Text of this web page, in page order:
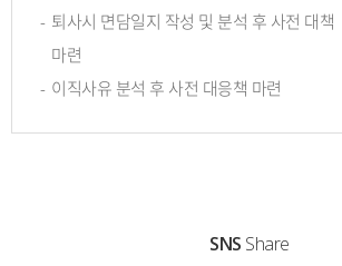
- 퇴사시 면담일지 작성 및 분석 후 사전 대책
마련
- 이직사유 분석 후 사전 대응책 마련
SNS Share